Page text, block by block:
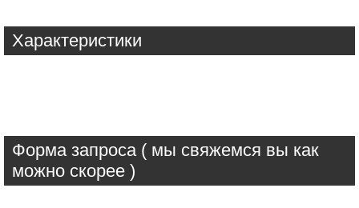
Характеристики
Форма запроса ( мы свяжемся вы как
можно скорее )